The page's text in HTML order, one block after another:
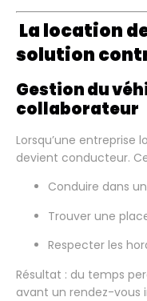
La location
solution
Gestion du
collaborateur
Lorsqu’une entreprise
devient conducteur.
Conduire dans
Trouver une
Respecter les
Résultat : du temps
avant un rendez-vous